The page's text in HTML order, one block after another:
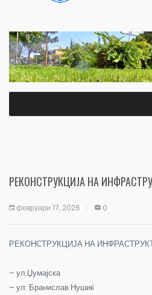
РЕКОНСТРУКЦИЈА НА
февруари 17, 2026 0
РЕКОНСТРУКЦИЈА НА
– ул.Џумајска
– ул. Бранислав Нушиќ